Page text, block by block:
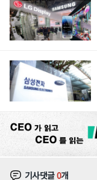
기사댓글0개